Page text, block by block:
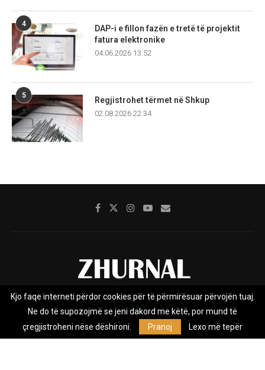
4
DAP-i e fillon fazën e tretë të projektit
fatura elektronike
04.06.2026 13:52
5
Regjistrohet tërmet në Shkup
02.08.2026 22:34
Rreth nesh Impresumi Marketing
Privacy Policy
Zhurnal.mk është Agjenci e Lajmeve e pavarur, e themeluar në vitin
Kjo faqe interneti përdor cookies për të përmirësuar përvojën tuaj.
Ne do të supozojmë se jeni dakord me këtë, por mund të
çregjistroheni nëse dëshironi.
Pranoj Lexo më tepër